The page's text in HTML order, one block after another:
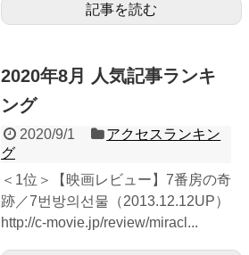
記事を読む
2020年8月 人気記事ランキ
ング
2020/9/1
アクセスランキン
グ
＜1位＞【映画レビュー】7番房の奇
跡／7번방의선물（2013.12.12UP）
http://c-movie.jp/review/miracl...